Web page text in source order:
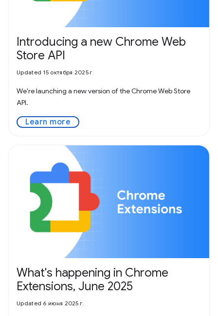
Introducing a new Chrome Web
Store API
Updated 15 октября 2025 г.
We're launching a new version of the Chrome Web Store
API.
Learn more
What's happening in Chrome
Extensions, June 2025
Updated 6 июня 2025 г.